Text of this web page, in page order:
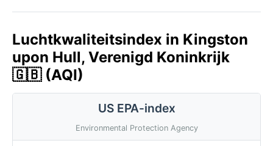
Luchtkwaliteitsindex in Kingston
upon Hull, Verenigd Koninkrijk
🇬🇧 (AQI)
US EPA-index
Environmental Protection Agency